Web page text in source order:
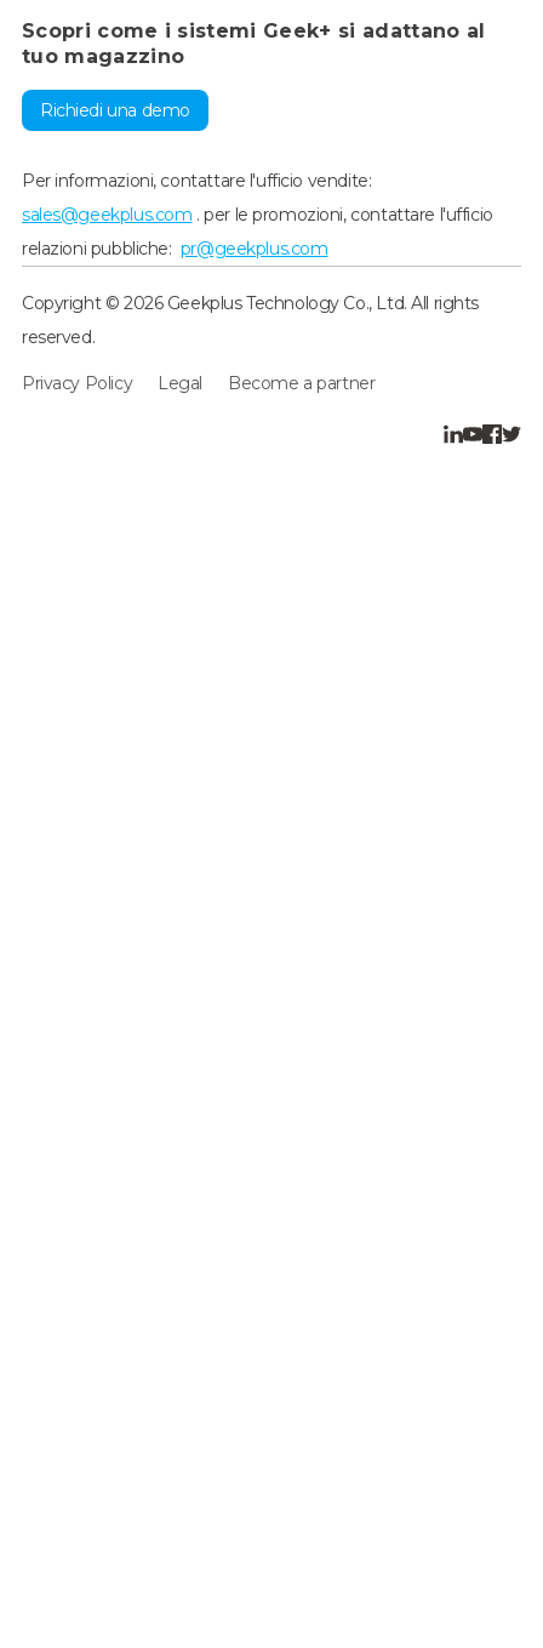
Scopri come i sistemi Geek+ si adattano al
tuo magazzino
Richiedi una demo
Per informazioni, contattare l'ufficio vendite:
sales@geekplus.com . per le promozioni, contattare l'ufficio
relazioni pubbliche: pr@geekplus.com
Copyright © 2026 Geekplus Technology Co., Ltd. All rights
reserved.
Privacy Policy Legal Become a partner